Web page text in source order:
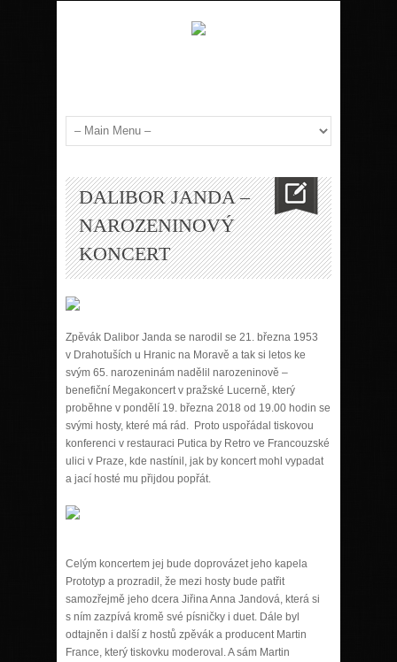
DALIBOR JANDA –
NAROZENINOVÝ
KONCERT
Zpěvák Dalibor Janda se narodil se 21. března 1953
v Drahotuších u Hranic na Moravě a tak si letos ke
svým 65. narozeninám nadělil narozeninově –
benefiční Megakoncert v pražské Lucerně, který
proběhne v pondělí 19. března 2018 od 19.00 hodin se
svými hosty, které má rád. Proto uspořádal tiskovou
konferenci v restauraci Putica by Retro ve Francouzské
ulici v Praze, kde nastínil, jak by koncert mohl vypadat
a jací hosté mu přijdou popřát.
Celým koncertem jej bude doprovázet jeho kapela
Prototyp a prozradil, že mezi hosty bude patřit
samozřejmě jeho dcera Jiřina Anna Jandová, která si
s ním zazpívá kromě své písničky i duet. Dále byl
odtajněn i další z hostů zpěvák a producent Martin
France, který tiskovku moderoval. A sám Martin